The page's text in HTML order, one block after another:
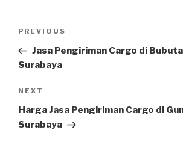
PREVIOUS
Jasa Pengiriman Cargo di
Surabaya
NEXT
Harga Jasa Pengiriman Cargo di
Surabaya